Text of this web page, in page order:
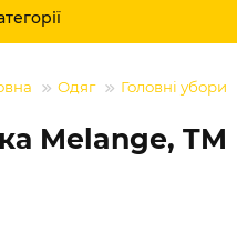
Одяг Головні убори
Melange,